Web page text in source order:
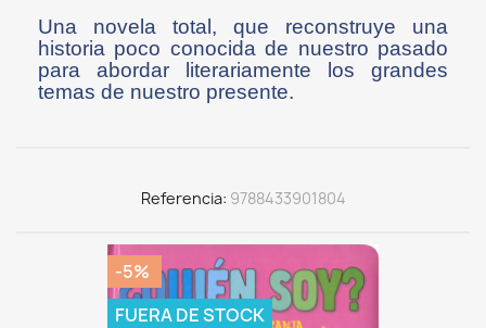
Una novela total, que reconstruye una
historia poco conocida de nuestro pasado
para abordar literariamente los grandes
temas de nuestro presente.
Referencia 9788433901804
-5%
FUERA DE STOCK